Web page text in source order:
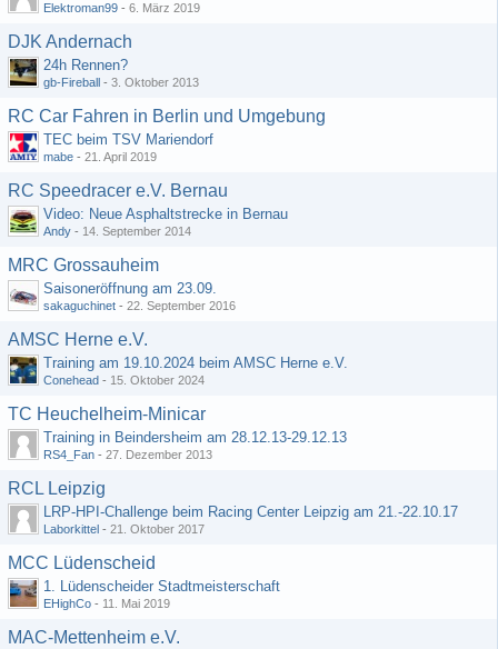
Elektroman99 - 6. März 2019
DJK Andernach
24h Rennen?
gb-Fireball - 3. Oktober 2013
RC Car Fahren in Berlin und Umgebung
TEC beim TSV Mariendorf
mabe - 21. April 2019
RC Speedracer e.V. Bernau
Video: Neue Asphaltstrecke in Bernau
Andy - 14. September 2014
MRC Grossauheim
Saisoneröffnung am 23.09.
sakaguchinet - 22. September 2016
AMSC Herne e.V.
Training am 19.10.2024 beim AMSC Herne e.V.
Conehead - 15. Oktober 2024
TC Heuchelheim-Minicar
Training in Beindersheim am 28.12.13-29.12.13
RS4_Fan - 27. Dezember 2013
RCL Leipzig
LRP-HPI-Challenge beim Racing Center Leipzig am 21.-22.10.17
Laborkittel - 21. Oktober 2017
MCC Lüdenscheid
1. Lüdenscheider Stadtmeisterschaft
EHighCo - 11. Mai 2019
MAC-Mettenheim e.V.